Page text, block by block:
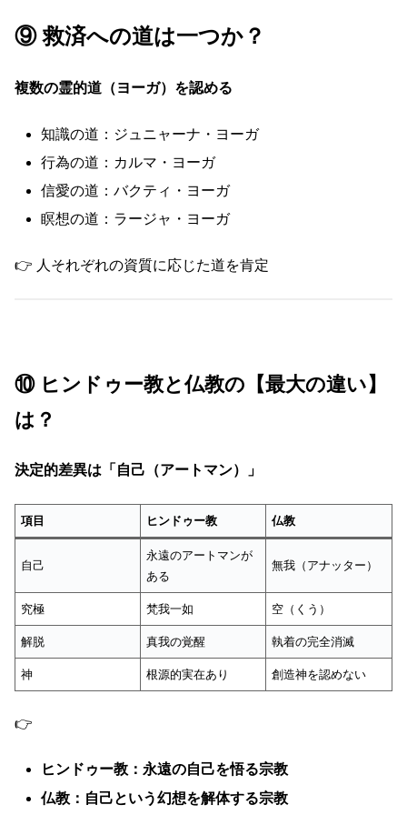
⑨ 救済への道は一つか？
複数の霊的道（ヨーガ）を認める
知識の道：ジュニャーナ・ヨーガ
行為の道：カルマ・ヨーガ
信愛の道：バクティ・ヨーガ
瞑想の道：ラージャ・ヨーガ
👉 人それぞれの資質に応じた道を肯定
⑩ ヒンドゥー教と仏教の【最大の違い】
は？
決定的差異は「自己（アートマン）」
項目 ヒンドゥー教 仏教
自己
永遠のアートマンが
ある
無我（アナッター）
究極 梵我一如 空（くう）
解脱 真我の覚醒 執着の完全消滅
神 根源的実在あり 創造神を認めない
👉
ヒンドゥー教：永遠の自己を悟る宗教
仏教：自己という幻想を解体する宗教